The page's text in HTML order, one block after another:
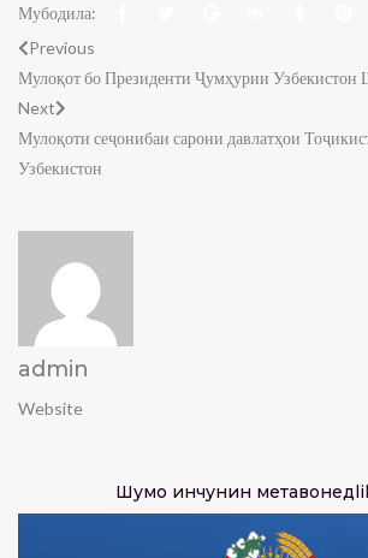
Мубодила:
Previous
Мулоқот бо Президенти Ҷумҳурии Узбекистон
Next
Мулоқоти сеҷонибаи сарони давлатҳои
Узбекистон
admin
Website
Шумо инчунин метавонед